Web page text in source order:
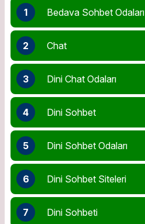
1 Bedava Sohbet Odaları
2 Chat
3 Dini Chat Odaları
4 Dini Sohbet
5 Dini Sohbet Odaları
6 Dini Sohbet Siteleri
7 Dini Sohbeti